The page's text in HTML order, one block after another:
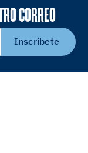
CORREO
Inscríbete